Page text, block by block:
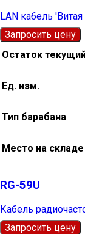
LAN кабель
Запросить цену
Остаток
Ед. изм.
Тип барабана
Место на складе
RG-59U
Кабель
Запросить цену